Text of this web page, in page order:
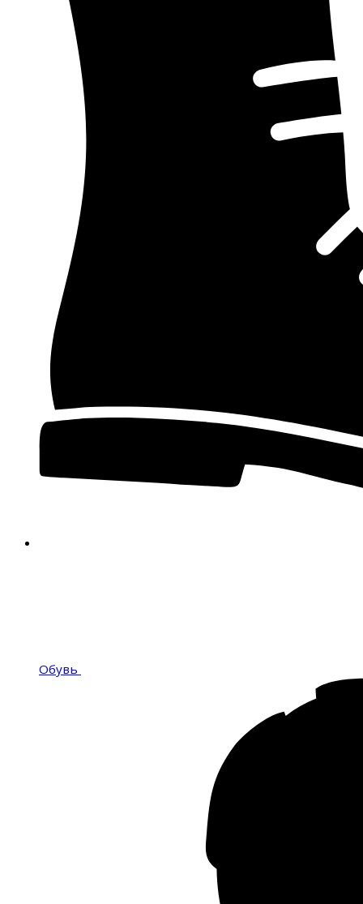
Обувь